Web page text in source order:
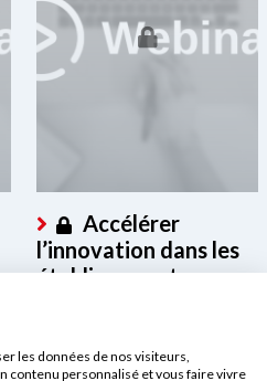
Accélérer
l’innovation dans les
établissements avec
membres. Merci de vous
les données de nos visiteurs,
contenu personnalisé et vous faire vivre